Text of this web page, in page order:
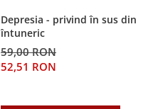
Depresia - privind în sus din
întuneric
59,00 RON
52,51 RON